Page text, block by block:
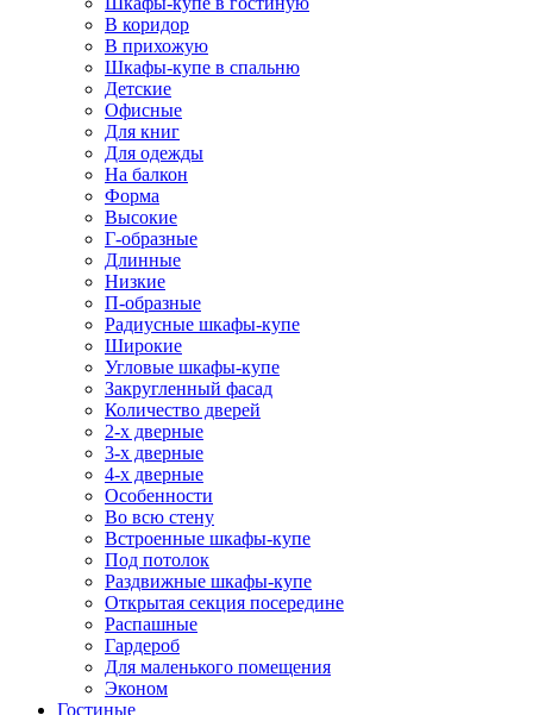
В коридор
В прихожую
Шкафы-купе в спальню
Детские
Офисные
Для книг
Для одежды
На балкон
Форма
Высокие
Г-образные
Длинные
Низкие
П-образные
Радиусные шкафы-купе
Широкие
Угловые шкафы-купе
Закругленный фасад
Количество дверей
2-х дверные
3-х дверные
4-х дверные
Особенности
Во всю стену
Встроенные шкафы-купе
Под потолок
Раздвижные шкафы-купе
Открытая секция посередине
Распашные
Гардероб
Для маленького помещения
Эконом
Гостиные